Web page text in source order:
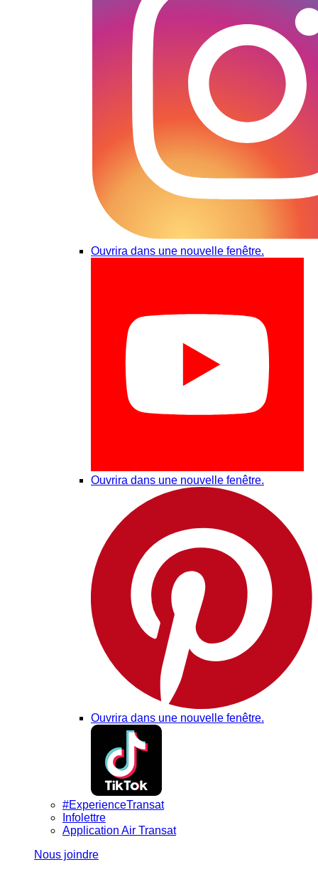
Ouvrira dans une nouvelle fenêtre.
Ouvrira dans une nouvelle fenêtre.
Ouvrira dans une nouvelle fenêtre.
#ExperienceTransat
Infolettre
Application Air Transat
Nous joindre